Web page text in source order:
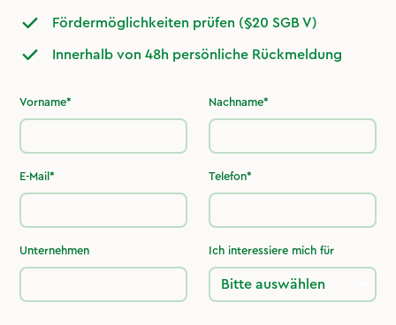
Fördermöglichkeiten prüfen (§20 SGB V)
Innerhalb von 48h persönliche Rückmeldung
Vorname* Nachname*
E-Mail* Telefon*
Unternehmen Ich interessiere mich für